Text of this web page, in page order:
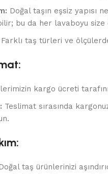
Doğal taşın eşsiz yapısı
bu da her lavaboyu size
Farklı taş türleri ve
kargo ücreti
Teslimat sırasında
taş ürünlerinizi